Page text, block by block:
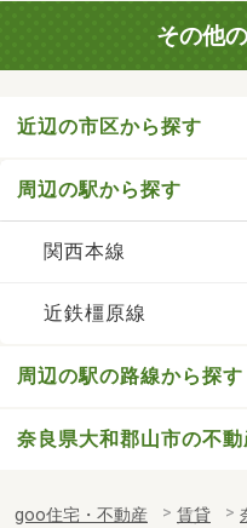
その他
近辺の市区から探す
周辺の駅から探す
関西本線
近鉄橿原線
周辺の駅の路線から探す
奈良県大和郡山市の不
goo住宅・不動産 賃貸